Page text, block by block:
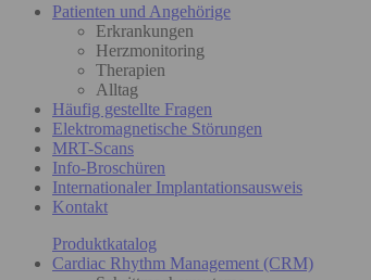
Patienten und Angehörige
Erkrankungen
Herzmonitoring
Therapien
Alltag
Häufig gestellte Fragen
Elektromagnetische Störungen
MRT-Scans
Info-Broschüren
Internationaler Implantationsausweis
Kontakt
Produktkatalog
Cardiac Rhythm Management (CRM)